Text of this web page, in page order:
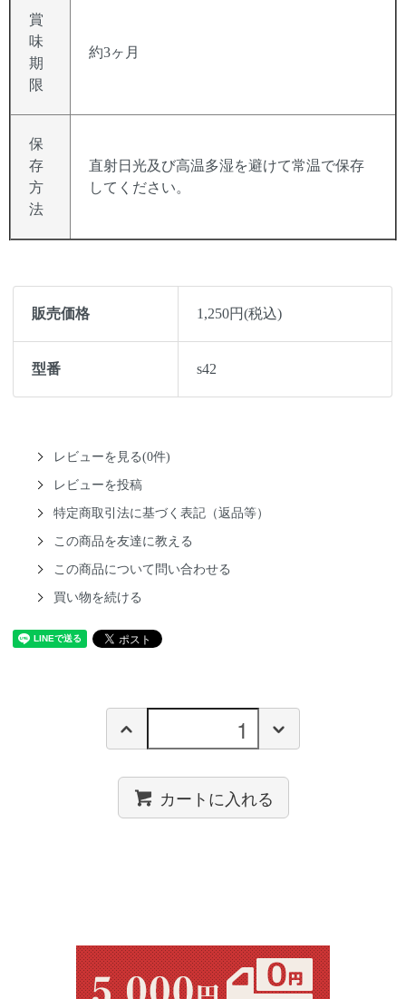
賞
味
期
限
約3ヶ月
保
存
方
法
直射日光及び高温多湿を避けて常温で保存
してください。
販売価格 1,250円(税込)
型番 s42
レビューを見る(0件)
レビューを投稿
特定商取引法に基づく表記（返品等）
この商品を友達に教える
この商品について問い合わせる
買い物を続ける
カートに入れる